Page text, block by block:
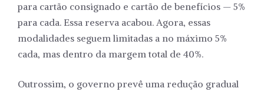
para cartão consignado e cartão de benefícios — 5%
para cada. Essa reserva acabou. Agora, essas
modalidades seguem limitadas a no máximo 5%
cada, mas dentro da margem total de 40%.
Outrossim, o governo prevê uma redução gradual